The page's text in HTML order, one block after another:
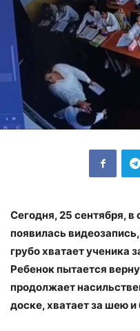
Сегодня, 25 сентября,
появилась
грубо хватает ученика
Ребенок пытается
продолжает
доске, хватает за шею и